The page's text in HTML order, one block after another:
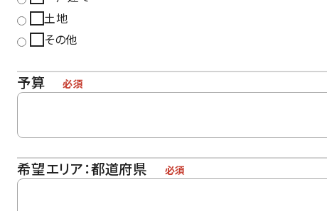
土地
その他
予算必須
希望エリア：都道府県 必須